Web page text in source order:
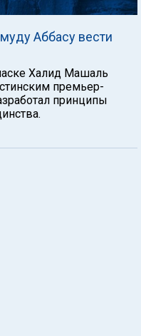
Аббасу вести
Халид Машаль
премьер-
принципы